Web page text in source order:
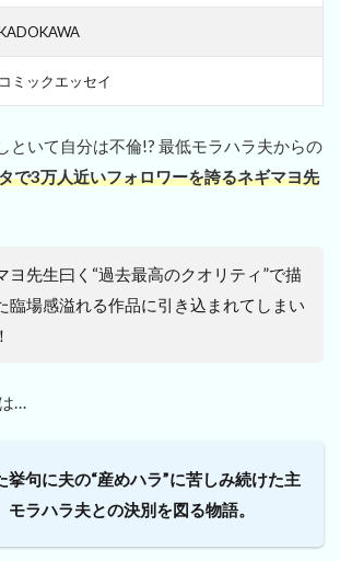
コミックエッセイ
といて自分は不倫!? 最低モラハラ夫からの
で3万人近いフォロワーを誇るネギマヨ先
ヨ先生曰く“過去最高のクオリティ”で描
臨場感溢れる作品に引き込まれてしまい
…
挙句に夫の“産めハラ”に苦しみ続けた主
モラハラ夫との決別を図る物語。